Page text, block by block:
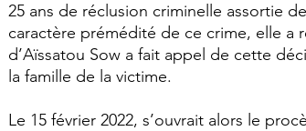
25 ans de réclusion criminelle assortie
caractère prémédité de ce crime, elle a
d’Aïssatou Sow a fait appel de cette
la famille de la victime.
Le 15 février 2022, s’ouvrait alors le